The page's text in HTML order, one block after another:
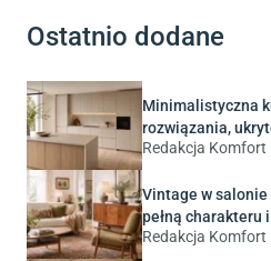
Ostatnio dodane
Minimalistyczna
rozwiązania,
Redakcja Komfort
Vintage w
pełną charakteru
Redakcja Komfort